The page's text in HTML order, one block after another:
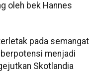
oleh bek Hannes
pada semangat
menjadi
Skotlandia